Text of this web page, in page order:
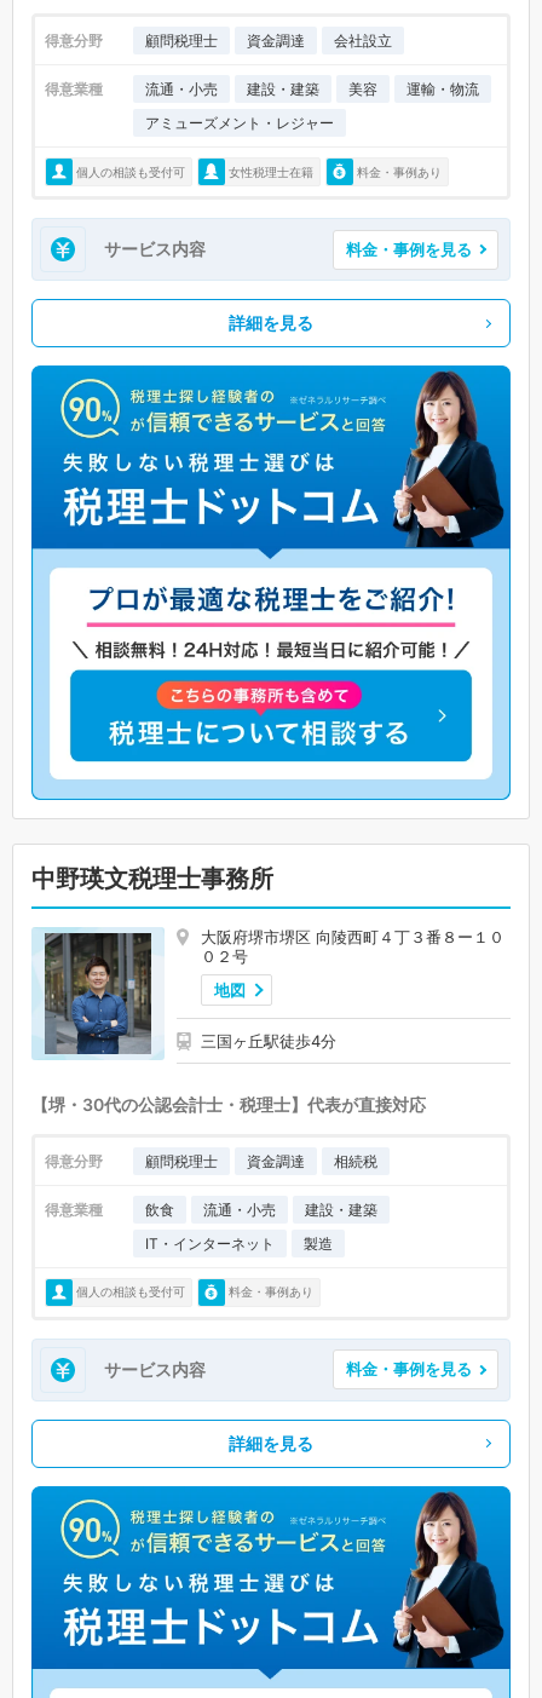
得意分野 顧問税理士 資金調達 会社設立
得意業種 流通・小売 建設・建築 美容
運輸・物流
アミューズメント・レジャー
個人の相談も受付可 女性税理士在籍 料金・事例あり
サービス内容 料金・事例を見る
詳細を見る
中野瑛文税理士事務所
大阪府堺市堺区 向陵西町４丁３番８ー１０
０２号
地図
三国ヶ丘駅徒歩4分
【堺・30代の公認会計士・税理士】代表が直接対応
得意分野 顧問税理士 資金調達 相続税
得意業種 飲食 流通・小売
建設・建築
IT・インターネット
製造
個人の相談も受付可 料金・事例あり
サービス内容 料金・事例を見る
詳細を見る